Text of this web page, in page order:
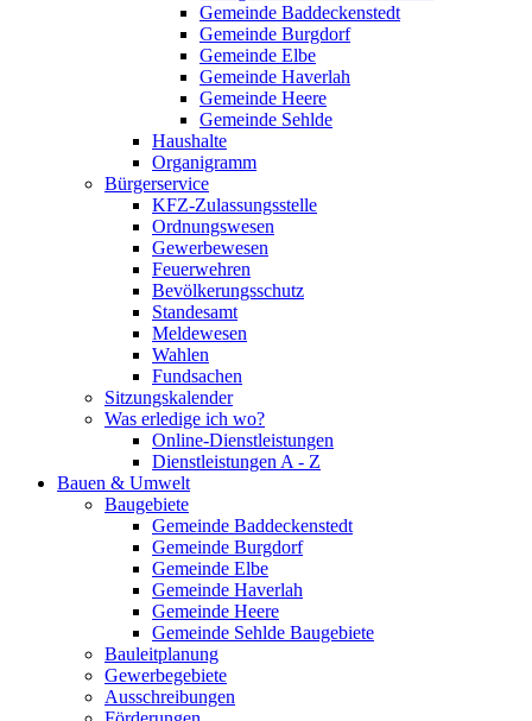
Gemeinde Baddeckenstedt
Gemeinde Burgdorf
Gemeinde Elbe
Gemeinde Haverlah
Gemeinde Heere
Gemeinde Sehlde
Haushalte
Organigramm
Bürgerservice
KFZ-Zulassungsstelle
Ordnungswesen
Gewerbewesen
Feuerwehren
Bevölkerungsschutz
Standesamt
Meldewesen
Wahlen
Fundsachen
Sitzungskalender
Was erledige ich wo?
Online-Dienstleistungen
Dienstleistungen A - Z
Bauen & Umwelt
Baugebiete
Gemeinde Baddeckenstedt
Gemeinde Burgdorf
Gemeinde Elbe
Gemeinde Haverlah
Gemeinde Heere
Gemeinde Sehlde Baugebiete
Bauleitplanung
Gewerbegebiete
Ausschreibungen